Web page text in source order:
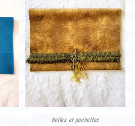
Boites et pochettes